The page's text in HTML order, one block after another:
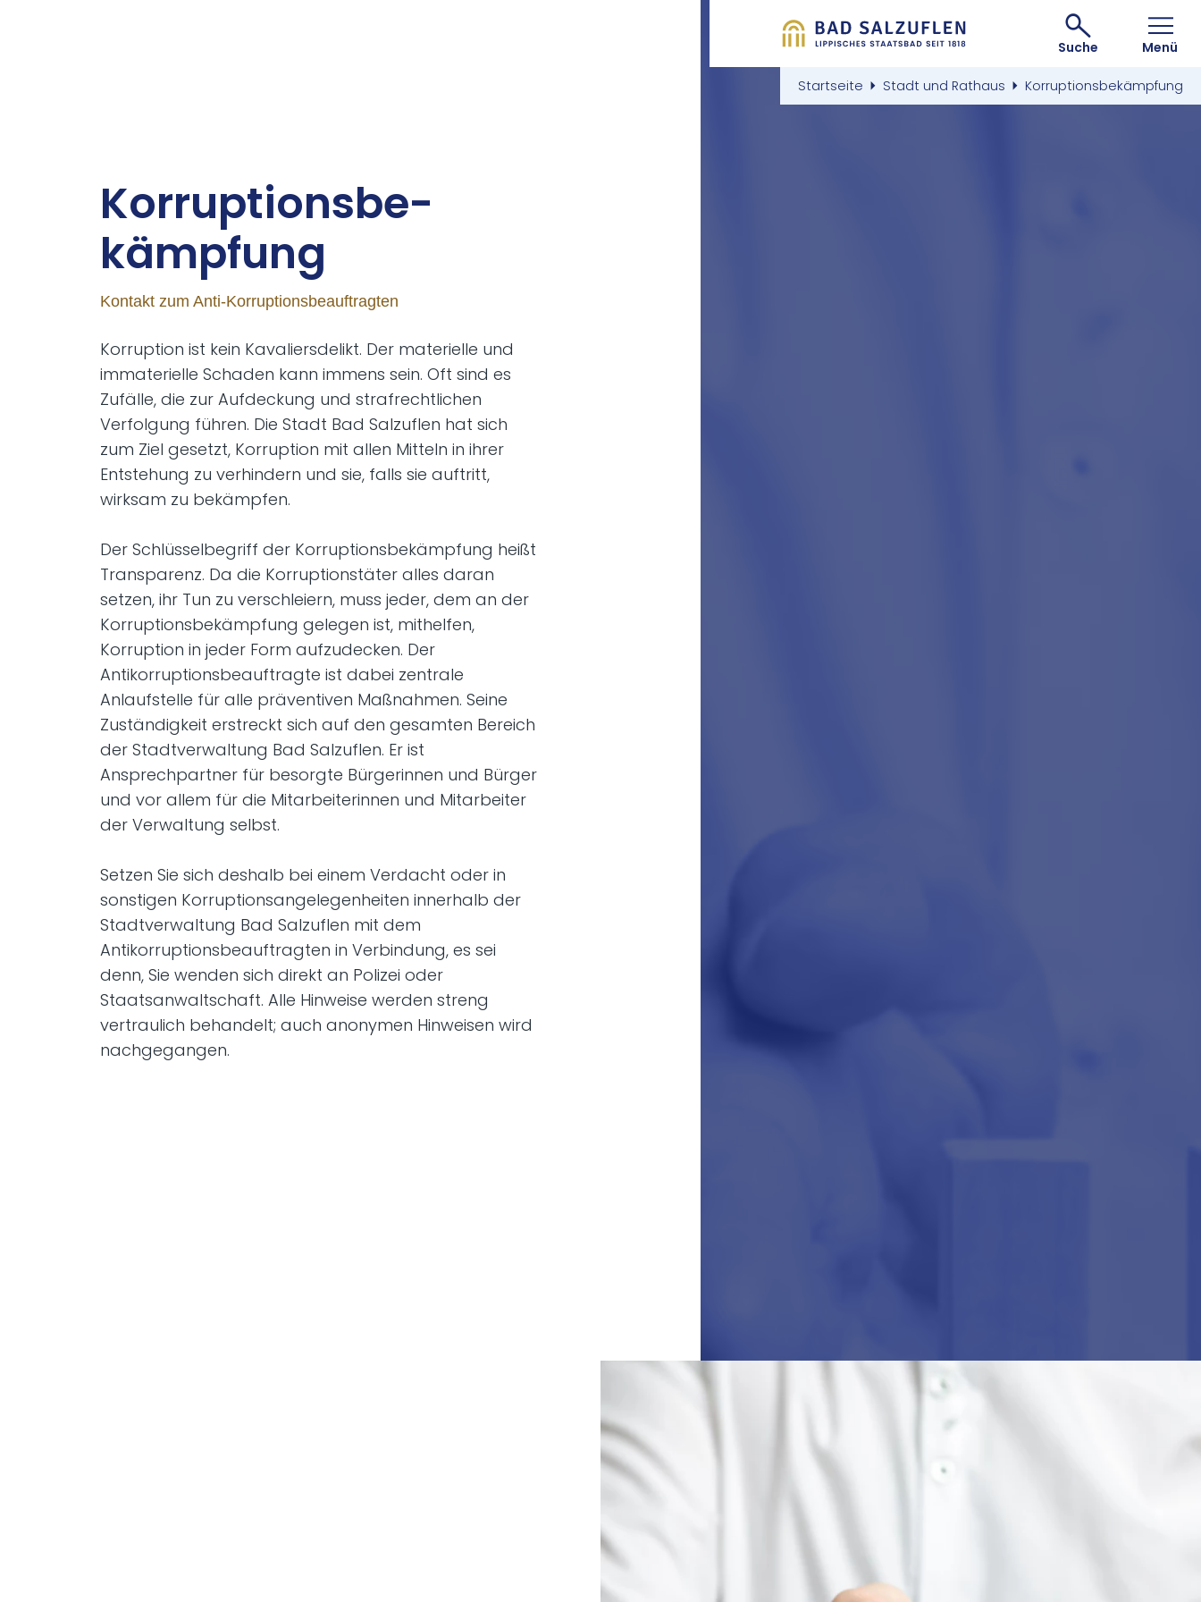
Suche Menü
Startseite Stadt und Rathaus Kor­rup­ti­ons­be­kämp­fung
Kor­rup­ti­ons­be­
kämp­fung
Kontakt zum Anti-Korruptionsbeauftragten
Korruption ist kein Kavaliersdelikt. Der materielle und
immaterielle Schaden kann immens sein. Oft sind es
Zufälle, die zur Aufdeckung und strafrechtlichen
Verfolgung führen. Die Stadt Bad Salzuflen hat sich
zum Ziel gesetzt, Korruption mit allen Mitteln in ihrer
Entstehung zu verhindern und sie, falls sie auftritt,
wirksam zu bekämpfen.
Der Schlüsselbegriff der Korruptionsbekämpfung heißt
Transparenz. Da die Korruptionstäter alles daran
setzen, ihr Tun zu verschleiern, muss jeder, dem an der
Korruptionsbekämpfung gelegen ist, mithelfen,
Korruption in jeder Form aufzudecken. Der
Antikorruptionsbeauftragte ist dabei zentrale
Anlaufstelle für alle präventiven Maßnahmen. Seine
Zuständigkeit erstreckt sich auf den gesamten Bereich
der Stadtverwaltung Bad Salzuflen. Er ist
Ansprechpartner für besorgte Bürgerinnen und Bürger
und vor allem für die Mitarbeiterinnen und Mitarbeiter
der Verwaltung selbst.
Setzen Sie sich deshalb bei einem Verdacht oder in
sonstigen Korruptionsangelegenheiten innerhalb der
Stadtverwaltung Bad Salzuflen mit dem
Antikorruptionsbeauftragten in Verbindung, es sei
denn, Sie wenden sich direkt an Polizei oder
Staatsanwaltschaft. Alle Hinweise werden streng
vertraulich behandelt; auch anonymen Hinweisen wird
nachgegangen.